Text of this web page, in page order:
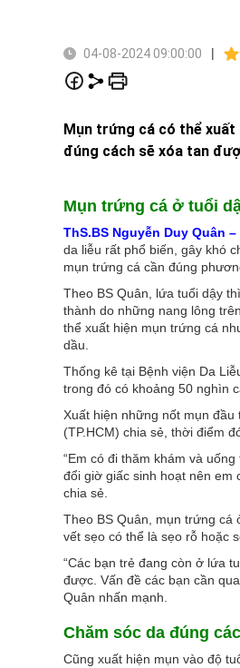
04-08-2024 09:00:00 |
Mụn trứng cá có thể
đúng cách sẽ xóa tan
Mụn trứng cá ở tuổi
ThS.BS Nguyễn Duy Quân
da liễu rất phổ biến, gây khó
mụn trứng cá cần đúng
Theo BS Quân, lứa tuổi dậy
thành do những nang lông
thể xuất hiện mụn trứng cá
dầu.
Thống kê tại Bệnh viện Da
trong đó có khoảng 50 nghìn
Xuất hiện những nốt mụn
(TP.HCM) chia sẻ, thời điểm
“Em có đi thăm khám và
đổi giờ giấc sinh hoạt nên em
chia sẻ.
Theo BS Quân, mụn trứng cá
vết sẹo có thể là sẹo rỗ hoặc
“Các bạn trẻ đang còn ở lứa
được. Vấn đề các bạn cần
Quân nhấn mạnh.
Chăm sóc da đúng
Cũng xuất hiện mụn vào độ